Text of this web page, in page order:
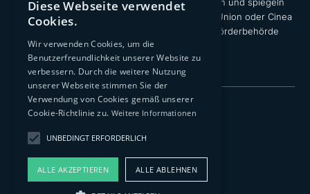
ausschließlich in der Verantwortung der Autoren und spiegeln
nicht notwendigerweise die der Europäischen Union oder Cinea
wider. Weder die Europäische Union noch die Förderbehörde
können dafür verantwortlich gemacht werden.
© 2026 Architects 4 Future Deutschland e.V.
Impressum
Datenschutzerklärung
Transparenz
Diese Webseite verwendet
Cookies.
Wir verwenden Cookies, um die
Benutzerfreundlichkeit unserer Website zu
verbessern. Durch die weitere Nutzung
unserer Webseite stimmen Sie der
Verwendung von Cookies gemäß unserer
Cookie-Richtlinie zu. Weitere Informationen
UNBEDINGT ERFORDERLICH
ALLE AKZEPTIEREN ALLE ABLEHNEN